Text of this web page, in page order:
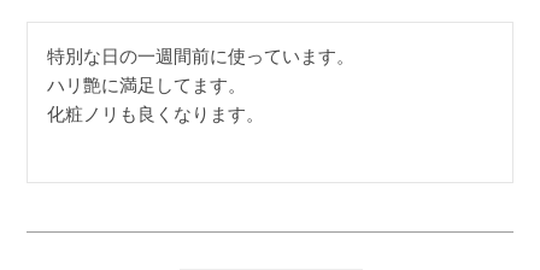
特別な日の一週間前に使っています。
ハリ艶に満足してます。